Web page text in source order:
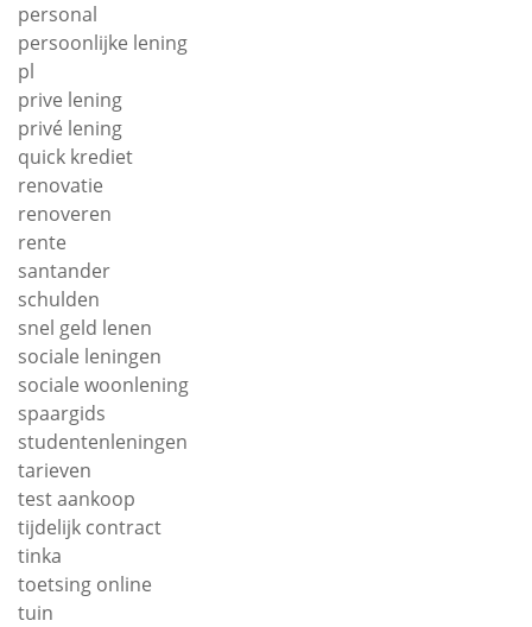
personal
persoonlijke lening
pl
prive lening
privé lening
quick krediet
renovatie
renoveren
rente
santander
schulden
snel geld lenen
sociale leningen
sociale woonlening
spaargids
studentenleningen
tarieven
test aankoop
tijdelijk contract
tinka
toetsing online
tuin